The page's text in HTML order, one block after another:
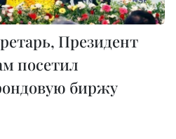
Президент
посетил
биржу